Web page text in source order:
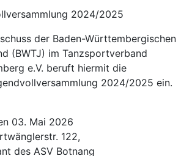
2024/2025
der Baden-Württembergischen
(BWTJ) im Tanzsportverband
e.V. beruft hiermit die
2024/2025 ein.
03. Mai 2026
122,
des ASV Botnang